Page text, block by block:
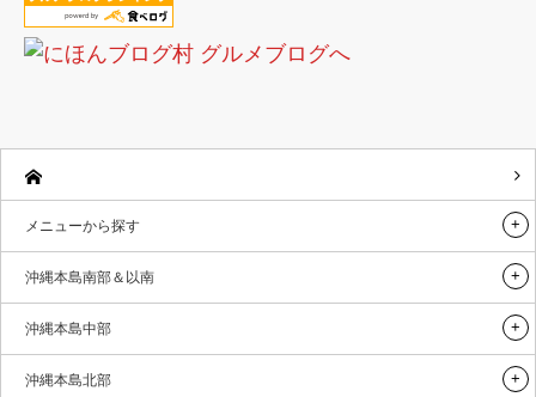
メニューから探す
沖縄本島南部＆以南
沖縄本島中部
沖縄本島北部